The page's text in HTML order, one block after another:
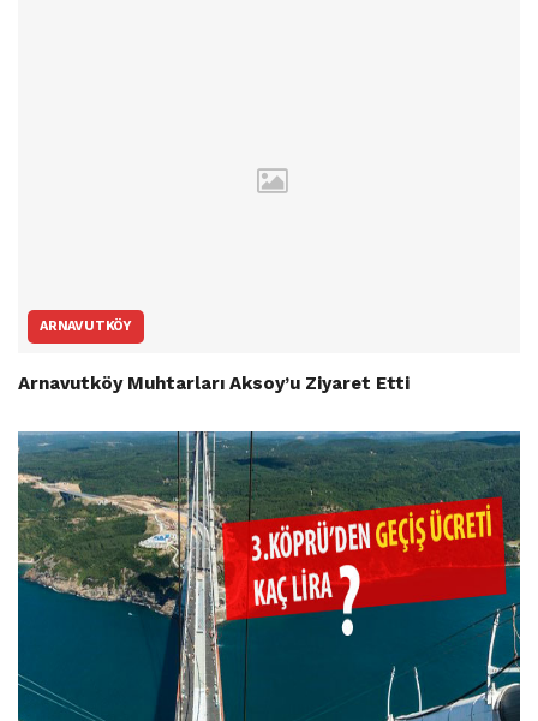
ARNAVUTKÖY
Arnavutköy Muhtarları Aksoy’u Ziyaret Etti